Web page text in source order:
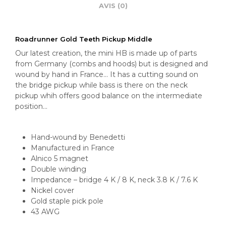
AVIS (0)
Roadrunner Gold Teeth Pickup Middle
Our latest creation, the mini HB is made up of parts
from Germany (combs and hoods) but is designed and
wound by hand in France… It has a cutting sound on
the bridge pickup while bass is there on the neck
pickup whih offers good balance on the intermediate
position…
Hand-wound by Benedetti
Manufactured in France
Alnico 5 magnet
Double winding
Impedance – bridge 4 K / 8 K, neck 3.8 K / 7.6 K
Nickel cover
Gold staple pick pole
43 AWG